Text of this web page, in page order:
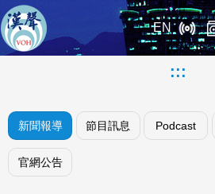
EN
:::
新聞報導 節目訊息 Podcast
官網公告